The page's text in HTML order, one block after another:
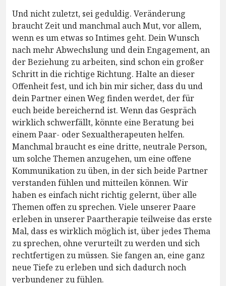
Und nicht zuletzt, sei geduldig. Veränderung
braucht Zeit und manchmal auch Mut, vor allem,
wenn es um etwas so Intimes geht. Dein Wunsch
nach mehr Abwechslung und dein Engagement, an
der Beziehung zu arbeiten, sind schon ein großer
Schritt in die richtige Richtung. Halte an dieser
Offenheit fest, und ich bin mir sicher, dass du und
dein Partner einen Weg finden werdet, der für
euch beide bereichernd ist. Wenn das Gespräch
wirklich schwerfällt, könnte eine Beratung bei
einem Paar- oder Sexualtherapeuten helfen.
Manchmal braucht es eine dritte, neutrale Person,
um solche Themen anzugehen, um eine offene
Kommunikation zu üben, in der sich beide Partner
verstanden fühlen und mitteilen können. Wir
haben es einfach nicht richtig gelernt, über alle
Themen offen zu sprechen. Viele unserer Paare
erleben in unserer Paartherapie teilweise das erste
Mal, dass es wirklich möglich ist, über jedes Thema
zu sprechen, ohne verurteilt zu werden und sich
rechtfertigen zu müssen. Sie fangen an, eine ganz
neue Tiefe zu erleben und sich dadurch noch
verbundener zu fühlen.